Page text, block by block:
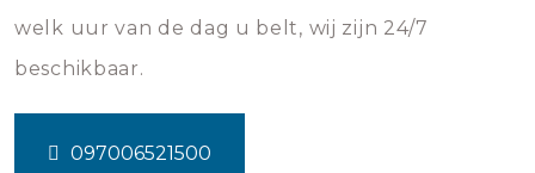
welk uur van de dag u belt, wij zijn 24/7
beschikbaar.
097006521500